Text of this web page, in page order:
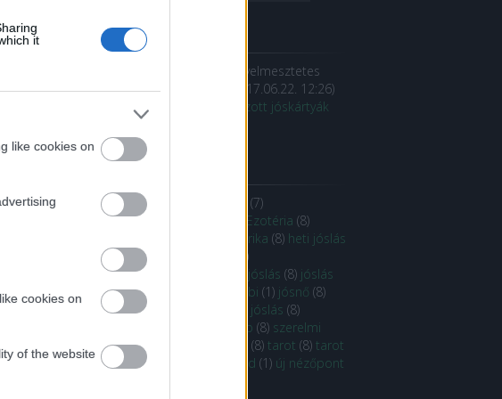
it
like cookies on
cookies on
of the website
jós
Friss topikok
Koszonom a figyelmesztetes
meghalgatom a tanacsot
2017.06.22. 12:26)
Az e heti /17.jún.12-17-g / húzott jóskártyák
sorrendben..:
élet élet életmód ezotéria (7)
energiagyógyászat
Ezotéria (8)
ezoterika (8) heti jóslás
heti tarot
)
horoszkópelemzés
jóslás (8) jóslás
budapest (8 jóslás Mayer Gabi (1) jósnő (8)
kártyajóslás
párkapcsolati jóslás (8)
személyre szabott horoszkóp (8) szerelmi
horoszkóp
(8) tarot (8) tarot
jóslás (8 tarot kártya újhold (1) új nézőpont